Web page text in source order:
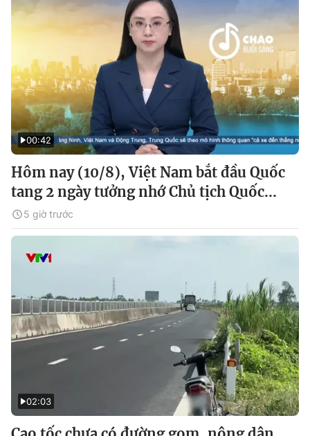
00:42
Hôm nay (10/8), Việt Nam bắt đầu Quốc
tang 2 ngày tưởng nhớ Chủ tịch Quốc...
5 giờ trước
02:03